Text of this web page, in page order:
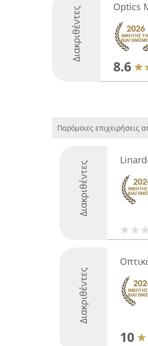
Διακριθέντες Optics
8.6
Παρόμοιες επιχειρήσεις
Διακριθέντες
Διακριθέντες
10